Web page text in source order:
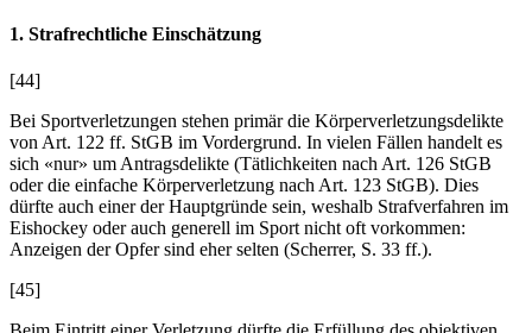
1. Strafrechtliche Einschätzung
[44]
Bei Sportverletzungen stehen primär die Körperverletzungsdelikte
von Art. 122 ff. StGB im Vordergrund. In vielen Fällen handelt es
sich «nur» um Antragsdelikte (Tätlichkeiten nach Art. 126 StGB
oder die einfache Körperverletzung nach Art. 123 StGB). Dies
dürfte auch einer der Hauptgründe sein, weshalb Strafverfahren im
Eishockey oder auch generell im Sport nicht oft vorkommen:
Anzeigen der Opfer sind eher selten (Scherrer, S. 33 ff.).
[45]